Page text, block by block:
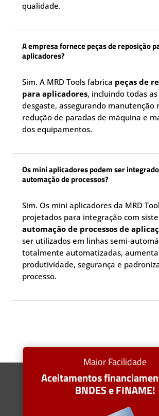
qualidade.
A empresa fornece peças de reposição
aplicadores?
Sim. A MRD Tools fabrica peças de
para aplicadores, incluindo todas
desgaste, assegurando manutenção
redução de paradas de máquina e
dos equipamentos.
Os mini aplicadores podem ser
automação de processos?
Sim. Os mini aplicadores da MRD
projetados para integração com
automação de processos de
ser utilizados em linhas semi-
totalmente automatizadas,
produtividade, segurança e
processo.
Maior Facilidade
Aceitamentos
BNDES e FINAME!